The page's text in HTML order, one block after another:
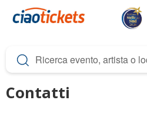
a
Contatti